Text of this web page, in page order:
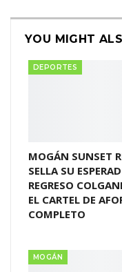
YOU MIGHT
DEPORTES
MOGÁN SUNSET
SELLA SU
REGRESO
EL CARTEL DE
COMPLETO
MOGÁN